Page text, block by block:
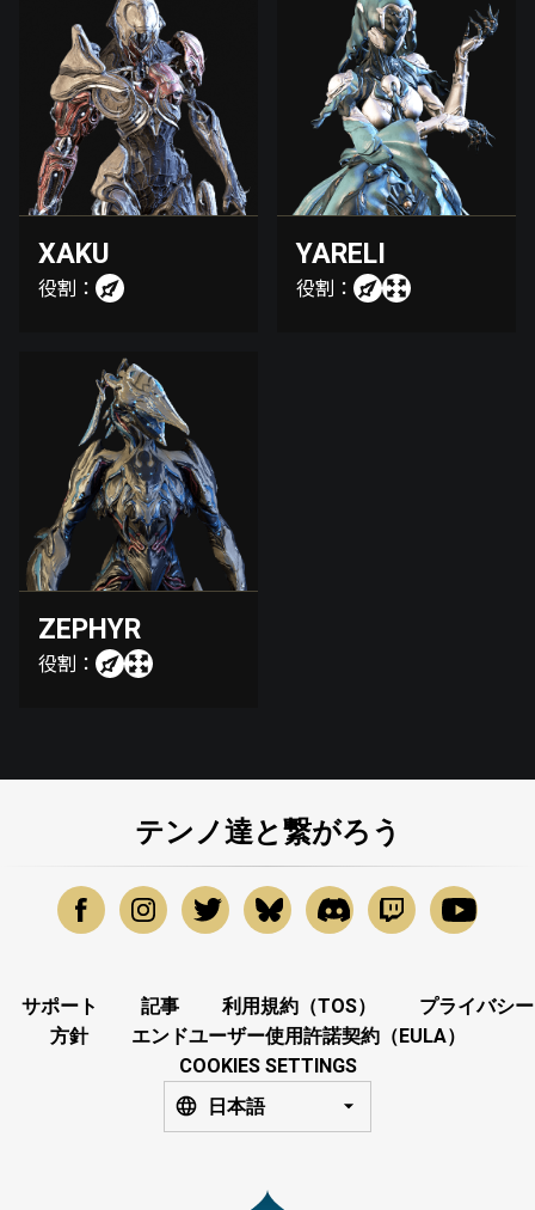
XAKU
役割：
YARELI
役割：
ZEPHYR
役割：
テンノ達と繋がろう
サポート 記事 利用規約（TOS）
プライバシー
方針
エンドユーザー使用許諾契約（EULA）
COOKIES SETTINGS
日本語